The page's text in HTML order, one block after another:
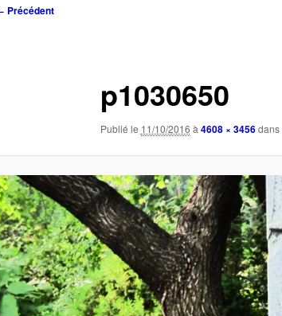
Précédent
p1030650
Publié le 11/10/2016 à 4608 × 3456dans